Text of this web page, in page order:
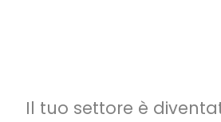
Il tuo settore è